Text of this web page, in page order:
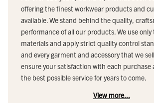
offering the finest workwear products and
available. We stand behind the quality,
performance of all our products. We use
materials and apply strict quality control
and every garment and accessory that we
ensure your satisfaction with each purchase
the best possible service for years to come.
View more...